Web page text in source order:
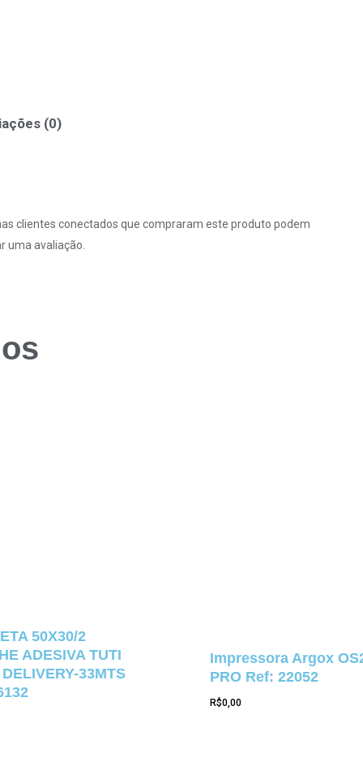
(0)
clientes conectados que compraram este produto podem
uma avaliação.
50X30/2
ADESIVA TUTI
33MTS
Impressora Argox
PRO Ref: 22052
R$0,00